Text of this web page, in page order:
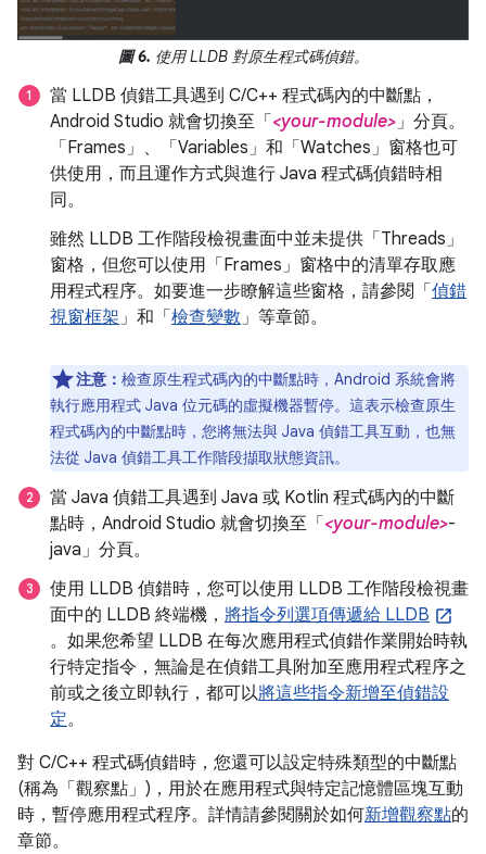
圖 6. 使用 LLDB 對原生程式碼偵錯。
當 LLDB 偵錯工具遇到 C/C++ 程式碼內的中斷點，
Android Studio 就會切換至「 <your-module>」 分頁。
「Frames」、「Variables」和「Watches」窗格也可
供使用，而且運作方式與進行 Java 程式碼偵錯時相
同。
雖然 LLDB 工作階段檢視畫面中並未提供「Threads」
窗格，但您可以使用「Frames」窗格中的清單存取應
用程式程序。如要進一步瞭解這些窗格，請參閱「 偵錯
視窗框架」和「 檢查變數」等章節。
注意： 檢查原生程式碼內的中斷點時，Android 系統會將
執行應用程式 Java 位元碼的虛擬機器暫停。這表示檢查原生
程式碼內的中斷點時，您將無法與 Java 偵錯工具互動，也無
法從 Java 偵錯工具工作階段擷取狀態資訊。
當 Java 偵錯工具遇到 Java 或 Kotlin 程式碼內的中斷
點時，Android Studio 就會切換至「 <your-module>-
java」分頁。
使用 LLDB 偵錯時，您可以使用 LLDB 工作階段檢視畫
面中的 LLDB 終端機， 將指令列選項傳遞給 LLDB
。如果您希望 LLDB 在每次應用程式偵錯作業開始時執
行特定指令，無論是在偵錯工具附加至應用程式程序之
前或之後立即執行，都可以將這些指令新增至偵錯設
定。
對 C/C++ 程式碼偵錯時，您還可以設定特殊類型的中斷點
(稱為「觀察點」 )，用於在應用程式與特定記憶體區塊互動
時，暫停應用程式程序。詳情請參閱關於如何新增觀察點的
章節。